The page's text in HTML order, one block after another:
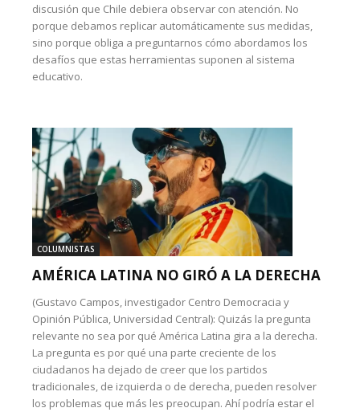
discusión que Chile debiera observar con atención. No
porque debamos replicar automáticamente sus medidas,
sino porque obliga a preguntarnos cómo abordamos los
desafíos que estas herramientas suponen al sistema
educativo.
COLUMNISTAS
AMÉRICA LATINA NO GIRÓ A LA DERECHA
(Gustavo Campos, investigador Centro Democracia y
Opinión Pública, Universidad Central): Quizás la pregunta
relevante no sea por qué América Latina gira a la derecha.
La pregunta es por qué una parte creciente de los
ciudadanos ha dejado de creer que los partidos
tradicionales, de izquierda o de derecha, pueden resolver
los problemas que más les preocupan. Ahí podría estar el